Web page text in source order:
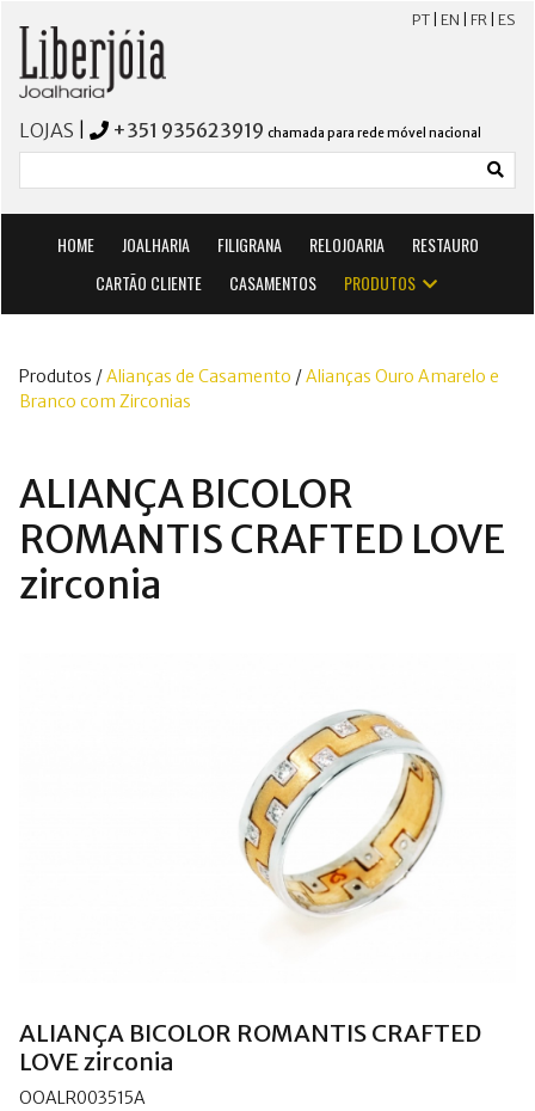
PT EN FR ES
LOJAS +351 935623919 chamada para rede móvel nacional
HOME JOALHARIA FILIGRANA RELOJOARIA
RESTAURO
CARTÃO CLIENTE
CASAMENTOS PRODUTOS
Produtos /Alianças de Casamento /Alianças Ouro Amarelo e
Branco com Zirconias
ALIANÇA BICOLOR
ROMANTIS CRAFTED LOVE
zirconia
ALIANÇA BICOLOR ROMANTIS CRAFTED
LOVE zirconia
OOALR003515A